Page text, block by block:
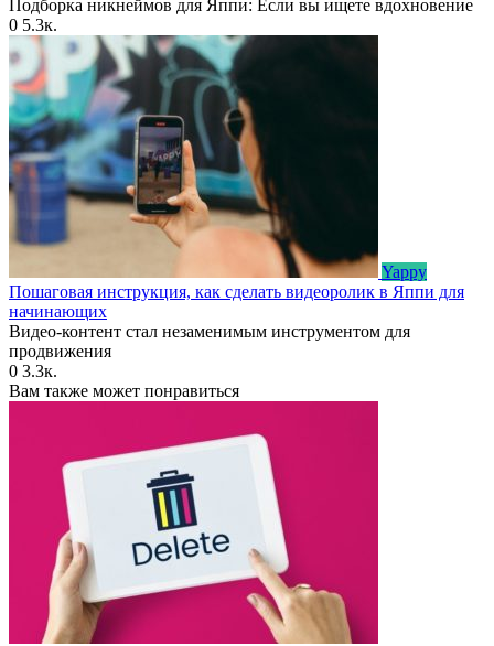
Подборка никнеймов для Яппи: Если вы ищете вдохновение
0 5.3к.
Yappy
Пошаговая инструкция, как сделать видеоролик в Яппи для
начинающих
Видео-контент стал незаменимым инструментом для
продвижения
0 3.3к.
Вам также может понравиться